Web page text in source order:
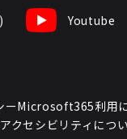
Youtube
ーMicrosoft365利用
クセシビリティにつ